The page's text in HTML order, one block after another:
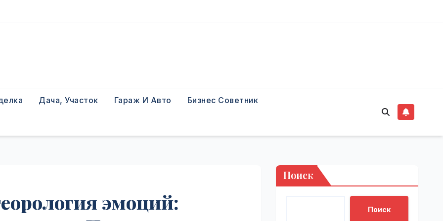
Дача, Участок Гараж И Авто Бизнес Советник
эмоций:
Поиск
Поиск